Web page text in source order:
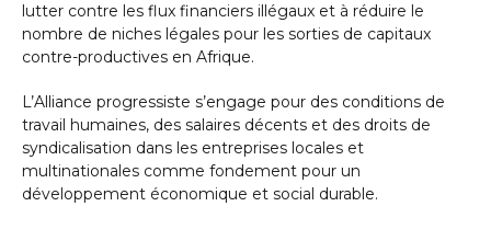
lutter contre les flux financiers illégaux et à réduire le
nombre de niches légales pour les sorties de capitaux
contre-productives en Afrique.
L’Alliance progressiste s’engage pour des conditions de
travail humaines, des salaires décents et des droits de
syndicalisation dans les entreprises locales et
multinationales comme fondement pour un
développement économique et social durable.